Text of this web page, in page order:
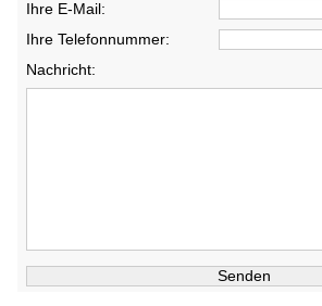
Ihre E-Mail:
Ihre Telefonnummer:
Nachricht: